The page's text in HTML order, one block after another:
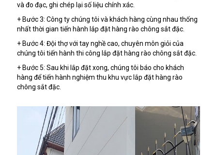
và đo đạc, ghi chép lại số liệu chính xác.
+ Bước 3: Công ty chúng tôi và khách hàng cùng nhau thống
nhất thời gian tiến hành lắp đặt hàng rào chông sắt đặc.
+ Bước 4: Đội thợ với tay nghề cao, chuyên môn giỏi của
chúng tôi tiến hành thi công lắp đặt hàng rào chông sắt đặc.
+ Bước 5: Sau khi lắp đặt xong, chúng tôi báo cho khách
hàng để tiến hành nghiệm thu khu vực lắp đặt hàng rào
chông sắt đặc.